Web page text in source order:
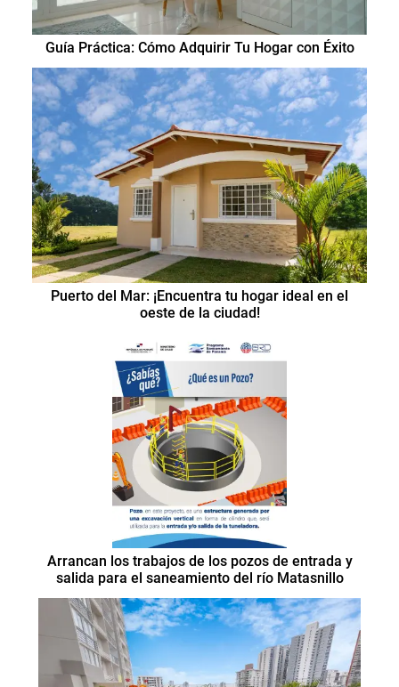
Guía Práctica: Cómo Adquirir Tu Hogar con Éxito
Puerto del Mar: ¡Encuentra tu hogar ideal en el
oeste de la ciudad!
Arrancan los trabajos de los pozos de entrada y
salida para el saneamiento del río Matasnillo